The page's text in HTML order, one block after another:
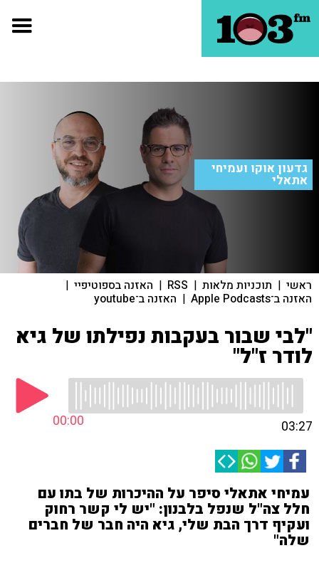
גדעון אוקו ועמיחי
אתאלי
ראשי | תוכניות מלאות |
RSS
| האזנה בספוטיפיי |
האזנה ב־Apple Podcasts | האזנה ב־youtube
"לבי שבור בעקבות נפילתו של גיא
לודר ז"ל"
00:00 03:27
עמיחי אתאלי סיפר על ההיכרות של בתו עם
חלל צה"ל שנפל בלבנון: "יש לי קשר רחוק
ועקיף דרך הבת שלי, גיא היה חבר של חברים
שלה"